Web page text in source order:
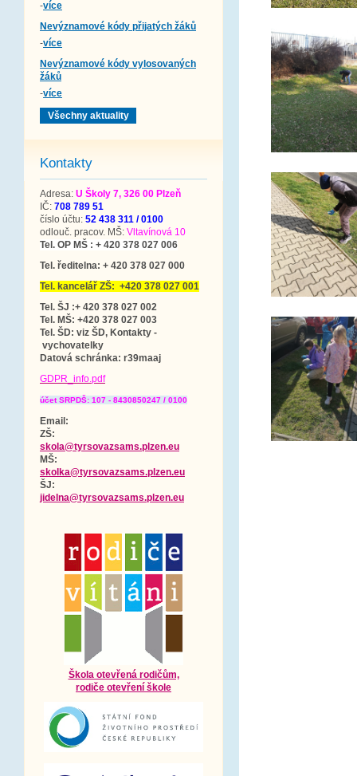
-více
Nevýznamové kódy přijatých žáků
-více
Nevýznamové kódy vylosovaných
žáků
-více
Všechny aktuality
Kontakty
Adresa: U Školy 7, 326 00 Plzeň
IČ: 708 789 51
číslo účtu: 52 438 311 / 0100
odlouč. pracov. MŠ: Vltavínová 10
Tel. OP MŠ : + 420 378 027 006
Tel. ředitelna: + 420 378 027 000
Tel. kancelář ZŠ: +420 378 027 001
Tel. ŠJ :+ 420 378 027 002
Tel. MŠ: +420 378 027 003
Tel. ŠD: viz ŠD, Kontakty -
vychovatelky
Datová schránka: r39maaj
GDPR_info.pdf
účet SRPDŠ: 107 - 8430850247 / 0100
Email:
ZŠ:
skola@tyrsovazsams.plzen.eu
MŠ:
skolka@tyrsovazsams.plzen.eu
ŠJ:
jidelna@tyrsovazsams.plzen.eu
Škola otevřená rodičům,
rodiče otevření škole